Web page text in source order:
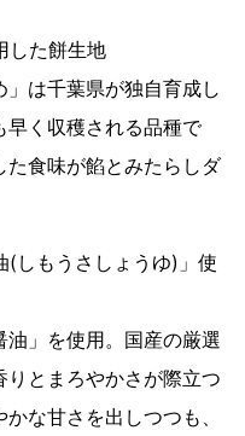
した餅生地
は千葉県が独自育成し
早く収穫される品種で
食味が餡とみたらしダ
しもうさしょうゆ)」使
」を使用。国産の厳選
とまろやかさが際立つ
な甘さを出しつつも、